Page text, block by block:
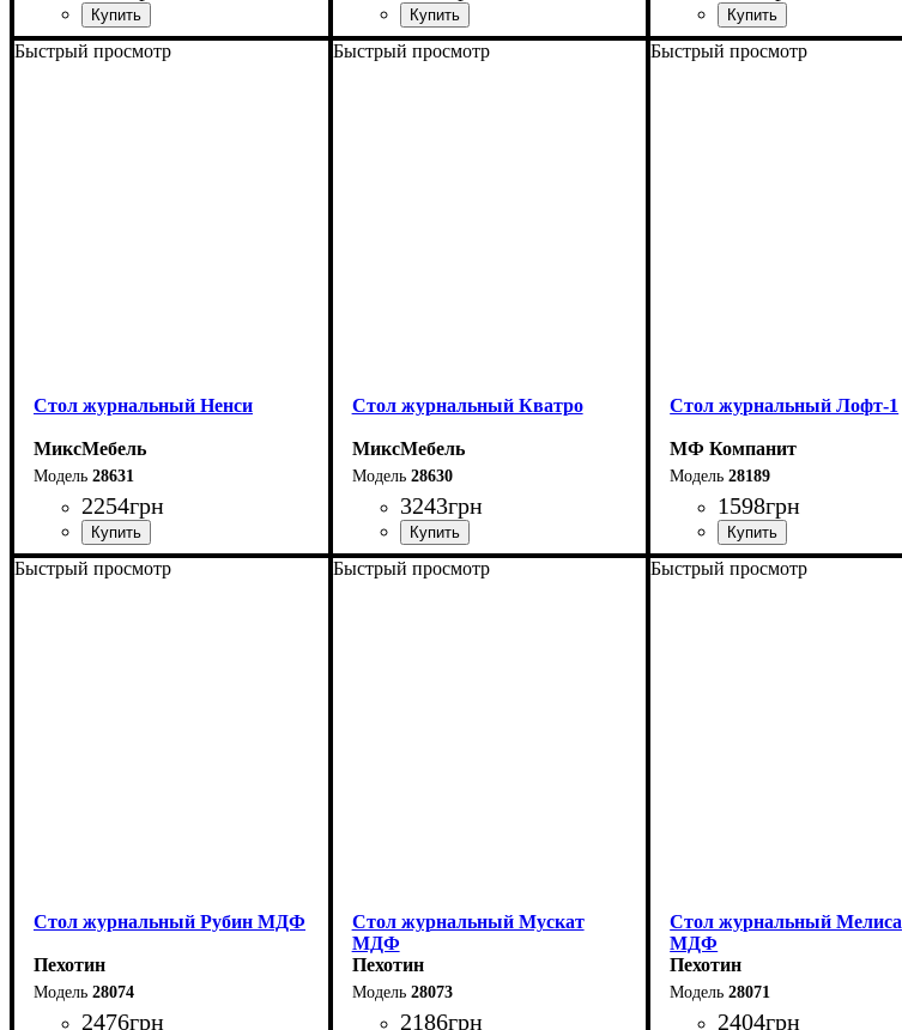
Быстрый просмотр
Стол журнальный Ненси
МиксМебель
28631
2254грн
Быстрый просмотр
Стол журнальный Кватро
МиксМебель
28630
3243грн
Быстрый просмотр
Стол журнальный Лофт-1
МФ Компанит
28189
1598грн
Быстрый просмотр
Стол журнальный Рубин МДФ
Пехотин
28074
2476грн
Быстрый просмотр
Стол журнальный Мускат
МДФ
Пехотин
28073
2186грн
Быстрый просмотр
Стол журнальный Мелиса
МДФ
Пехотин
28071
2404грн